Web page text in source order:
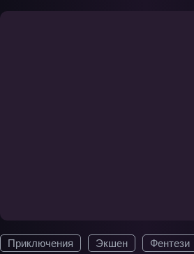
Приключения Экшен Фентези